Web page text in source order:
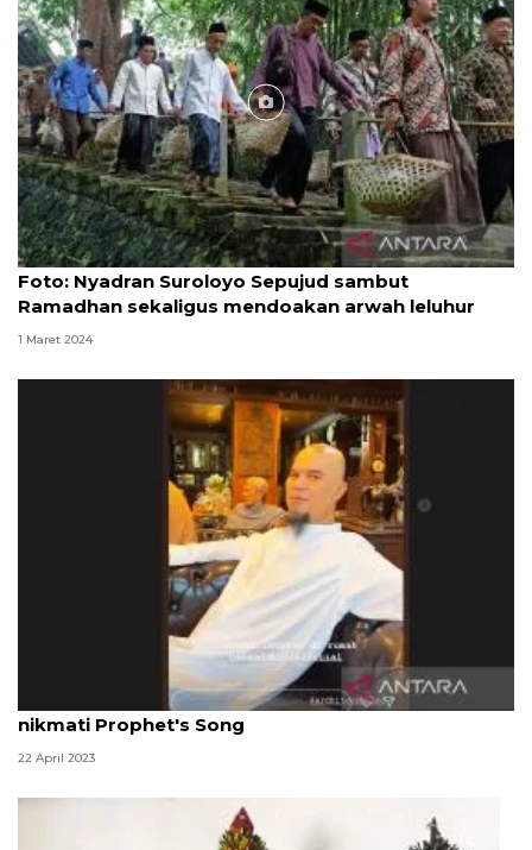
Foto
Foto: Nyadran Suroloyo Sepujud sambut
Ramadhan sekaligus mendoakan arwah leluhur
1 Maret 2024
Sambut lebaran, Ahmad Dhani-Ardhito Pramono
nikmati Prophet's Song
22 April 2023